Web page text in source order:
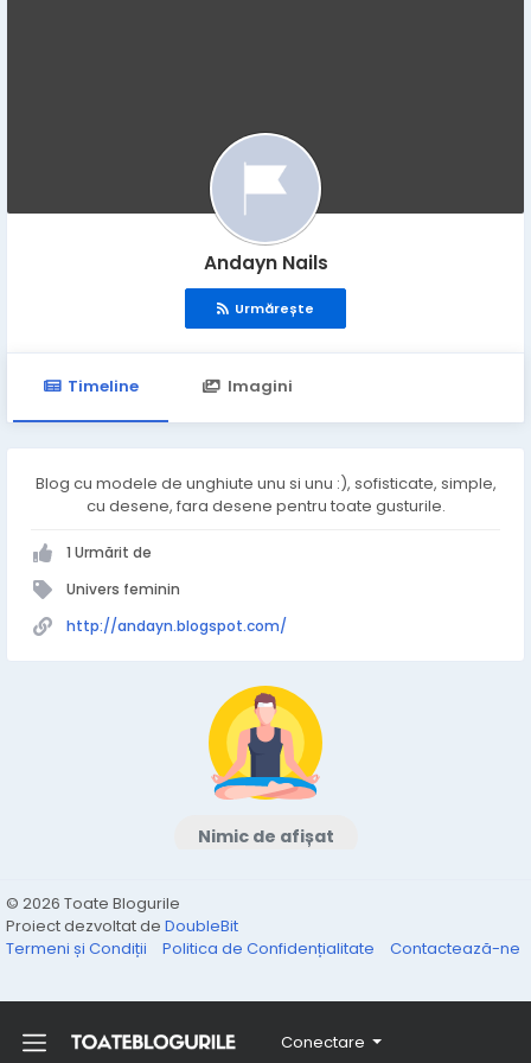
Conectare
Andayn Nails
Urmărește
Timeline Imagini
Blog cu modele de unghiute unu si unu :), sofisticate, simple,
cu desene, fara desene pentru toate gusturile.
1 Urmărit de
Univers feminin
http://andayn.blogspot.com/
Nimic de afișat
© 2026 Toate Blogurile
Proiect dezvoltat de DoubleBit
Termeni și Condiții
Politica de Confidențialitate Contactează-ne